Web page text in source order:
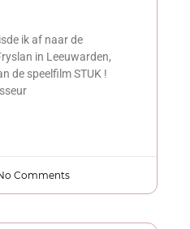
ik af naar de
in Leeuwarden,
de speelfilm STUK !
Comments